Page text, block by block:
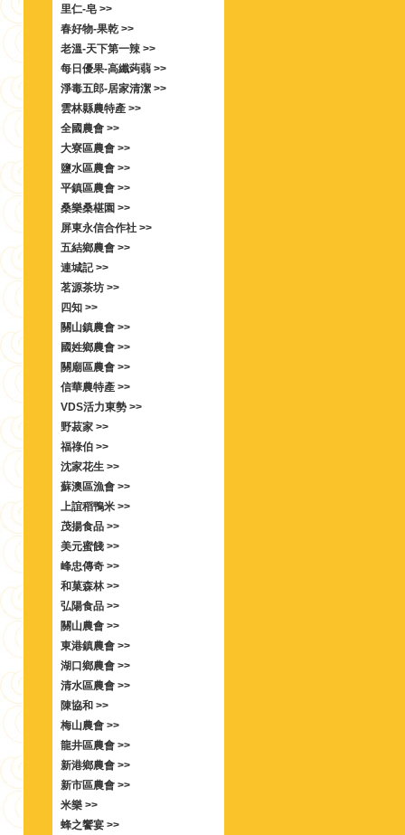
里仁-皂 >>
春好物-果乾 >>
老溫-天下第一辣 >>
每日優果-高纖蒟蒻 >>
淨毒五郎-居家清潔 >>
雲林縣農特產 >>
全國農會 >>
大寮區農會 >>
鹽水區農會 >>
平鎮區農會 >>
桑樂桑椹園 >>
屏東永信合作社 >>
五結鄉農會 >>
連城記 >>
茗源茶坊 >>
四知 >>
關山鎮農會 >>
國姓鄉農會 >>
關廟區農會 >>
信華農特產 >>
VDS活力東勢 >>
野菽家 >>
福祿伯 >>
沈家花生 >>
蘇澳區漁會 >>
上誼稻鴨米 >>
茂揚食品 >>
美元蜜餞 >>
峰忠傳奇 >>
和菓森林 >>
弘陽食品 >>
關山農會 >>
東港鎮農會 >>
湖口鄉農會 >>
清水區農會 >>
陳協和 >>
梅山農會 >>
龍井區農會 >>
新港鄉農會 >>
新市區農會 >>
米樂 >>
蜂之饗宴 >>